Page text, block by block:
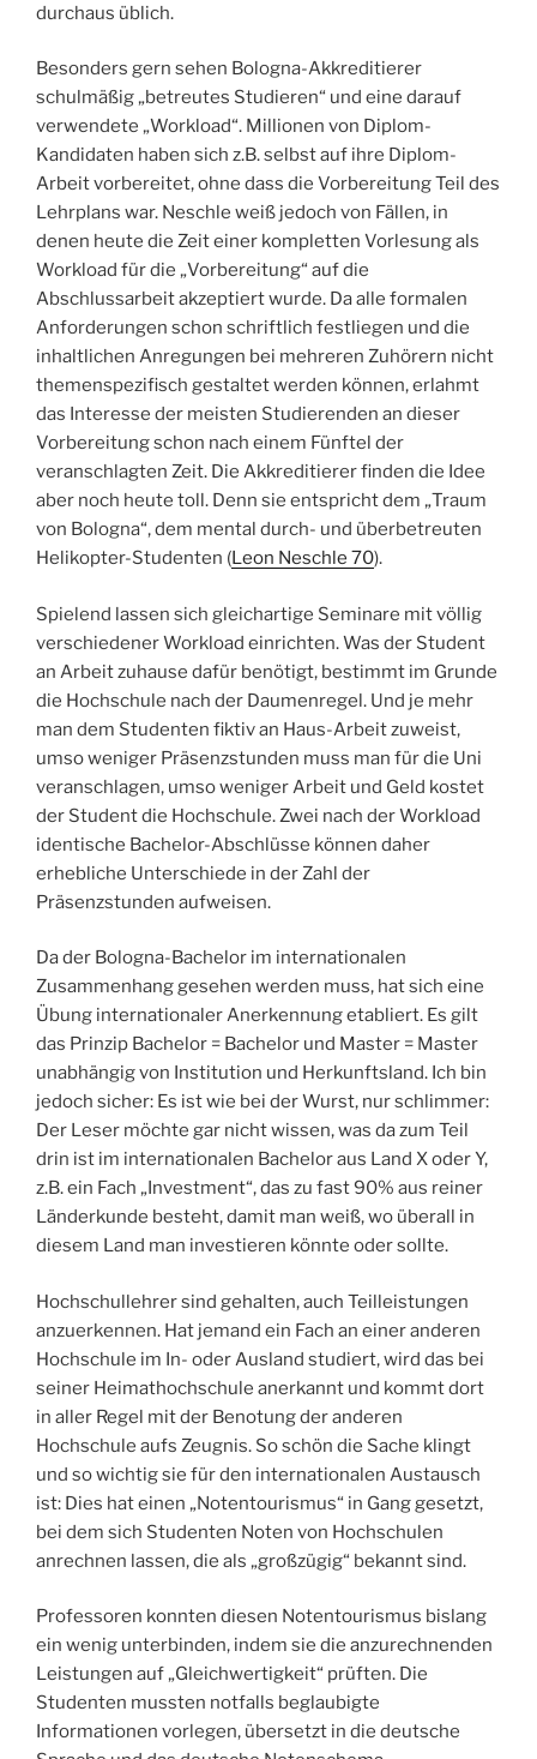
durchaus üblich.
Besonders gern sehen Bologna-Akkreditierer
schulmäßig „betreutes Studieren“ und eine darauf
verwendete „Workload“. Millionen von Diplom-
Kandidaten haben sich z.B. selbst auf ihre Diplom-
Arbeit vorbereitet, ohne dass die Vorbereitung Teil des
Lehrplans war. Neschle weiß jedoch von Fällen, in
denen heute die Zeit einer kompletten Vorlesung als
Workload für die „Vorbereitung“ auf die
Abschlussarbeit akzeptiert wurde. Da alle formalen
Anforderungen schon schriftlich festliegen und die
inhaltlichen Anregungen bei mehreren Zuhörern nicht
themenspezifisch gestaltet werden können, erlahmt
das Interesse der meisten Studierenden an dieser
Vorbereitung schon nach einem Fünftel der
veranschlagten Zeit. Die Akkreditierer finden die Idee
aber noch heute toll. Denn sie entspricht dem „Traum
von Bologna“, dem mental durch- und überbetreuten
Helikopter-Studenten (Leon Neschle 70).
Spielend lassen sich gleichartige Seminare mit völlig
verschiedener Workload einrichten. Was der Student
an Arbeit zuhause dafür benötigt, bestimmt im Grunde
die Hochschule nach der Daumenregel. Und je mehr
man dem Studenten fiktiv an Haus-Arbeit zuweist,
umso weniger Präsenzstunden muss man für die Uni
veranschlagen, umso weniger Arbeit und Geld kostet
der Student die Hochschule. Zwei nach der Workload
identische Bachelor-Abschlüsse können daher
erhebliche Unterschiede in der Zahl der
Präsenzstunden aufweisen.
Da der Bologna-Bachelor im internationalen
Zusammenhang gesehen werden muss, hat sich eine
Übung internationaler Anerkennung etabliert. Es gilt
das Prinzip Bachelor = Bachelor und Master = Master
unabhängig von Institution und Herkunftsland. Ich bin
jedoch sicher: Es ist wie bei der Wurst, nur schlimmer:
Der Leser möchte gar nicht wissen, was da zum Teil
drin ist im internationalen Bachelor aus Land X oder Y,
z.B. ein Fach „Investment“, das zu fast 90% aus reiner
Länderkunde besteht, damit man weiß, wo überall in
diesem Land man investieren könnte oder sollte.
Hochschullehrer sind gehalten, auch Teilleistungen
anzuerkennen. Hat jemand ein Fach an einer anderen
Hochschule im In- oder Ausland studiert, wird das bei
seiner Heimathochschule anerkannt und kommt dort
in aller Regel mit der Benotung der anderen
Hochschule aufs Zeugnis. So schön die Sache klingt
und so wichtig sie für den internationalen Austausch
ist: Dies hat einen „Notentourismus“ in Gang gesetzt,
bei dem sich Studenten Noten von Hochschulen
anrechnen lassen, die als „großzügig“ bekannt sind.
Professoren konnten diesen Notentourismus bislang
ein wenig unterbinden, indem sie die anzurechnenden
Leistungen auf „Gleichwertigkeit“ prüften. Die
Studenten mussten notfalls beglaubigte
Informationen vorlegen, übersetzt in die deutsche